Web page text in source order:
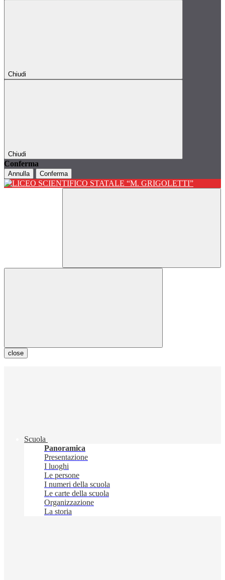
Chiudi
Chiudi
Conferma
Annulla Conferma
close
Scuola
Panoramica
Presentazione
I luoghi
Le persone
I numeri della scuola
Le carte della scuola
Organizzazione
La storia